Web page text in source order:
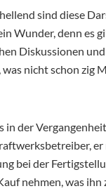
sind diese
Wunder, denn es
Diskussionen
was nicht schon zig
in der
er
bei der
nehmen, was ihn